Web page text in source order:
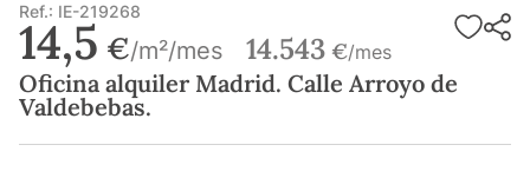
Ref.: IE-219268
14,5 €/m²/mes 14.543 €/mes
Oficina alquiler Madrid. Calle Arroyo de
Valdebebas.